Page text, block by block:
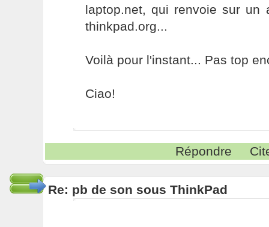
laptop.net, qui renvoie sur un
thinkpad.org...
Voilà pour l'instant... Pas top
Ciao!
Répondre
Re: pb de son sous ThinkPad